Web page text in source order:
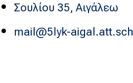
Σουλίου 35, Αιγάλεω
mail@5lyk-